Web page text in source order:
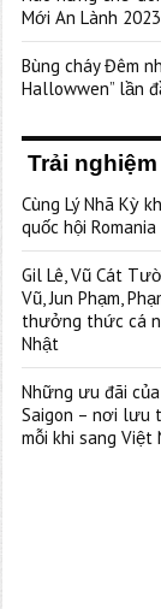
Mới An Lành
Bùng cháy Đêm
Hallowwen” lần
Trải
Cùng Lý Nhã Kỳ
quốc hội Romania
Gil Lê, Vũ Cát
Vũ, Jun Phạm,
thưởng thức cá
Nhật
Những ưu đãi
Saigon – nơi lưu
mỗi khi sang Việt